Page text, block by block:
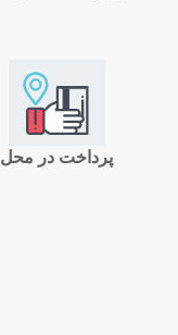
پرداخت در محل